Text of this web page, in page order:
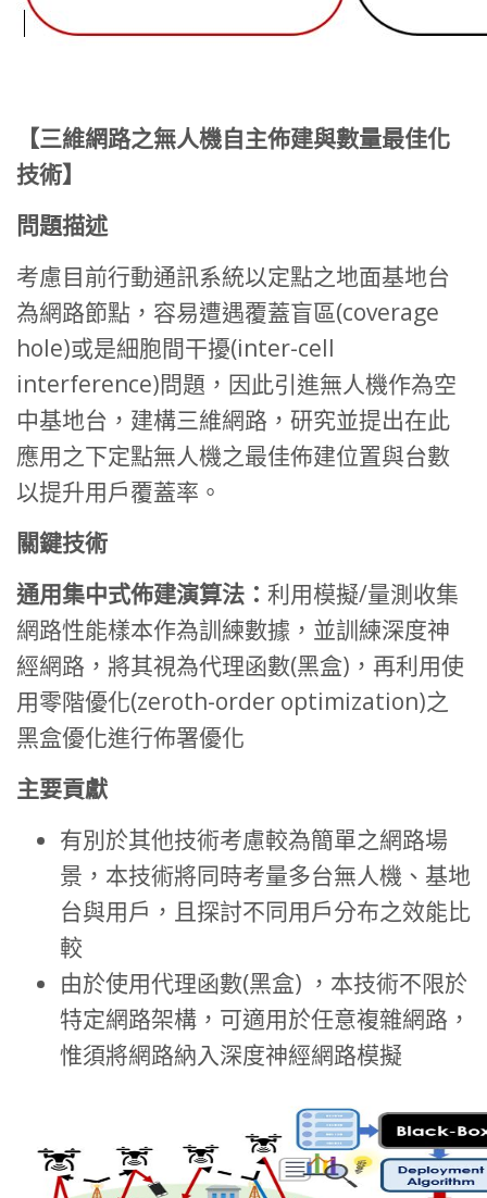
【三維網路之無人機自主佈建與數量最佳化
技術】
問題描述
考慮目前行動通訊系統以定點之地面基地台
為網路節點，容易遭遇覆蓋盲區(coverage
hole)或是細胞間干擾(inter-cell
interference)問題，因此引進無人機作為空
中基地台，建構三維網路，研究並提出在此
應用之下定點無人機之最佳佈建位置與台數
以提升用戶覆蓋率。
關鍵技術
通用集中式佈建演算法： 利用模擬/量測收集
網路性能樣本作為訓練數據，並訓練深度神
經網路，將其視為代理函數(黑盒)，再利用使
用零階優化(zeroth-order optimization)之
黑盒優化進行佈署優化
主要貢獻
有別於其他技術考慮較為簡單之網路場
景，本技術將同時考量多台無人機、基地
台與用戶，且探討不同用戶分布之效能比
較
由於使用代理函數(黑盒) ，本技術不限於
特定網路架構，可適用於任意複雜網路，
惟須將網路納入深度神經網路模擬